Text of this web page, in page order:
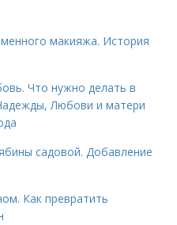
макияжа. История
Что нужно делать в
Любови и матери
садовой. Добавление
Как превратить